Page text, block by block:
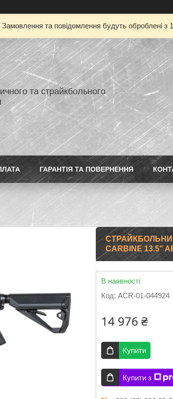
та повідомлення будуть оброблені
та страйкбольного
ГАРАНТІЯ ТА ПОВЕРНЕННЯ
СТРАЙКБОЛЬНИЙ
CARBINE 13.5"
В наявності
Код: ACR-01-044924
14 976 ₴
Купити
Купити з